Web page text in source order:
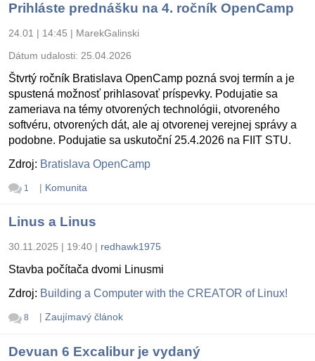
Prihláste prednášku na 4. ročník OpenCamp
24.01 | 14:45 | MarekGalinski
Dátum udalosti: 25.04.2026
Štvrtý ročník Bratislava OpenCamp pozná svoj termín a je
spustená možnosť prihlasovať príspevky. Podujatie sa
zameriava na témy otvorených technológii, otvoreného
softvéru, otvorených dát, ale aj otvorenej verejnej správy a
podobne. Podujatie sa uskutoční 25.4.2026 na FIIT STU.
Zdroj: Bratislava OpenCamp
1 | Komunita
Linus a Linus
30.11.2025 | 19:40 | redhawk1975
Stavba počítača dvomi Linusmi
Zdroj: Building a Computer with the CREATOR of Linux!
8 | Zaujímavý článok
Devuan 6 Excalibur je vydaný